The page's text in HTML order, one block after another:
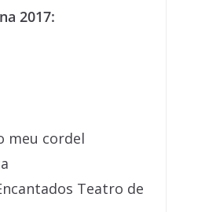
2017:
meu cordel
Teatro de